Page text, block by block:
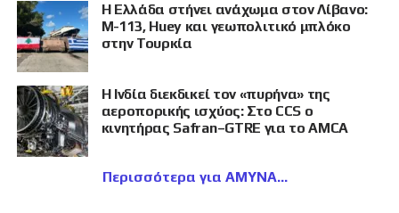
Η Ελλάδα στήνει ανάχωμα στον Λίβανο:
M-113, Huey και γεωπολιτικό μπλόκο
στην Τουρκία
Η Ινδία διεκδικεί τον «πυρήνα» της
αεροπορικής ισχύος: Στο CCS ο
κινητήρας Safran–GTRE για το AMCA
Περισσότερα για ΑΜΥΝΑ